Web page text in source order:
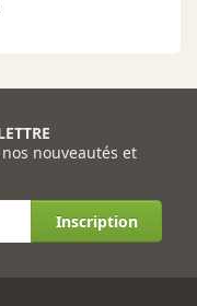
nouveautés et
Inscription